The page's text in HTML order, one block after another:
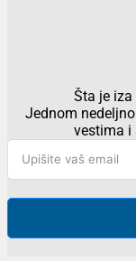
Šta je
Jednom
vestima i